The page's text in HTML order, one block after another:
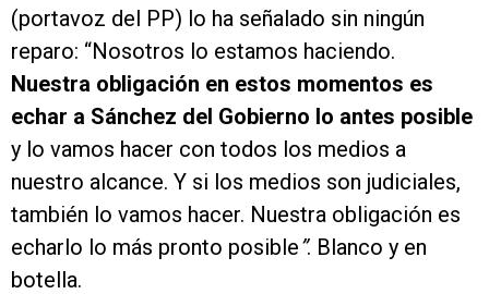
(portavoz del PP) lo ha señalado sin ningún
reparo: “Nosotros lo estamos haciendo.
Nuestra obligación en estos momentos es
echar a Sánchez del Gobierno lo antes posible
y lo vamos hacer con todos los medios a
nuestro alcance. Y si los medios son judiciales,
también lo vamos hacer. Nuestra obligación es
echarlo lo más pronto posible”. Blanco y en
botella.